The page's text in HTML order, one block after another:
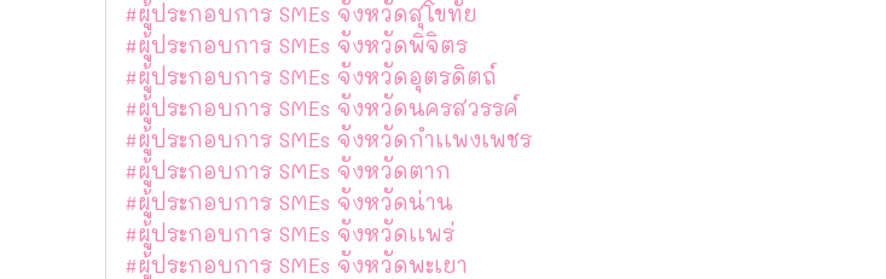
#ผู้ประกอบการ SMEs จังหวัดสุโขทัย
#ผู้ประกอบการ SMEs จังหวัดพิจิตร
#ผู้ประกอบการ SMEs จังหวัดอุตรดิตถ์
#ผู้ประกอบการ SMEs จังหวัดนครสวรรค์
#ผู้ประกอบการ SMEs จังหวัดกำเเพงเพชร
#ผู้ประกอบการ SMEs จังหวัดตาก
#ผู้ประกอบการ SMEs จังหวัดน่าน
#ผู้ประกอบการ SMEs จังหวัดเเพร่
#ผู้ประกอบการ SMEs จังหวัดพะเยา